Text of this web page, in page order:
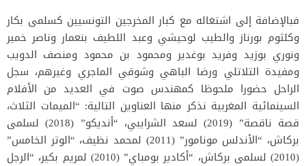
فبالإضافة إلى اشتغاله مع كبار المخرجين التونسيين كسلمى بكار
وكلثوم بورناز والطيب لوحيشي وعبد اللطيف بنعمار وناصر خمير
ونوري بوزيد وفريد بوغدير ومحمود بن محمود ومنصف الدويب
ومفيدة التلاتلي ورضا الباهي وشوقي الماجري وغيرهم، سجل
الراحل حضورا ملحوظا كمهندس صوت في العديد من الأفلام
السينمائية المغربية نذكر منها العناوين التالية: “الميمات الثلاث،
قصة ناقصة” (2019) لسعد الشرايبي، “أنديكو” (2018) لسلمى
بركاش، “الأندلس مونامور” (2011) لمحمد نظيف، “الوتر الخامس”
(2010) لسلمى بركاش، “أكادير بومباي” (2010) لمريم بكير، “الرجل